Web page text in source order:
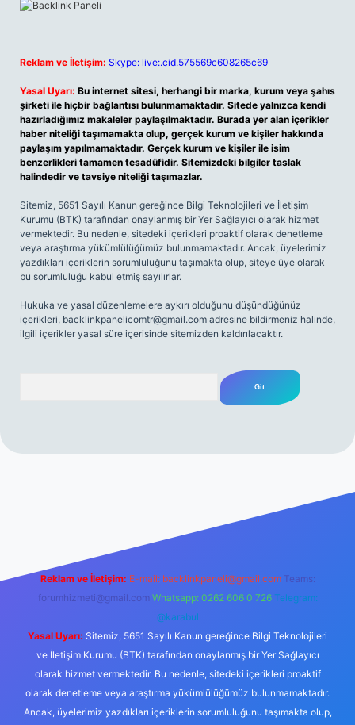
Reklam ve İletişim: Skype: live:.cid.575569c608265c69
Yasal Uyarı: Bu internet sitesi, herhangi bir marka, kurum veya şahıs
şirketi ile hiçbir bağlantısı bulunmamaktadır. Sitede yalnızca kendi
hazırladığımız makaleler paylaşılmaktadır. Burada yer alan içerikler
haber niteliği taşımamakta olup, gerçek kurum ve kişiler hakkında
paylaşım yapılmamaktadır. Gerçek kurum ve kişiler ile isim
benzerlikleri tamamen tesadüfidir. Sitemizdeki bilgiler taslak
halindedir ve tavsiye niteliği taşımazlar.
Sitemiz, 5651 Sayılı Kanun gereğince Bilgi Teknolojileri ve İletişim
Kurumu (BTK) tarafından onaylanmış bir Yer Sağlayıcı olarak hizmet
vermektedir. Bu nedenle, sitedeki içerikleri proaktif olarak denetleme
veya araştırma yükümlülüğümüz bulunmamaktadır. Ancak, üyelerimiz
yazdıkları içeriklerin sorumluluğunu taşımakta olup, siteye üye olarak
bu sorumluluğu kabul etmiş sayılırlar.
Hukuka ve yasal düzenlemelere aykırı olduğunu düşündüğünüz
içerikleri, backlinkpanelicomtr@gmail.com adresine bildirmeniz halinde,
ilgili içerikler yasal süre içerisinde sitemizden kaldırılacaktır.
Reklam ve İletişim: E-mail: backlinkpaneli@gmail.com Teams:
forumhizmeti@gmail.com Whatsapp: 0262 606 0 726 Telegram:
@karabul
Yasal Uyarı: Sitemiz, 5651 Sayılı Kanun gereğince Bilgi Teknolojileri
ve İletişim Kurumu (BTK) tarafından onaylanmış bir Yer Sağlayıcı
olarak hizmet vermektedir. Bu nedenle, sitedeki içerikleri proaktif
olarak denetleme veya araştırma yükümlülüğümüz bulunmamaktadır.
Ancak, üyelerimiz yazdıkları içeriklerin sorumluluğunu taşımakta olup,